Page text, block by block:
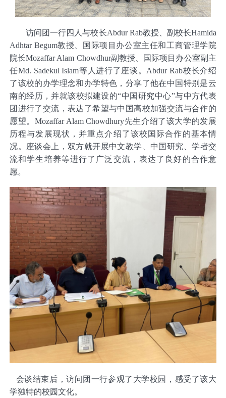
访问团一行四人与校长Abdur Rab教授、副校长Hamida
Adhtar Begum教授、国际项目办公室主任和工商管理学院
院长Mozaffar Alam Chowdhur副教授、国际项目办公室副主
任Md. Sadekul Islam等人进行了座谈。 Abdur Rab校长介绍
了该校的办学理念和办学特色， 分享了他在中国特别是云
南的经历，并就该校拟建设的“中国研究中心”与中方代表
团进行了交流，表达了希望与中国高校加强交流与合作的
愿望。 Mozaffar Alam Chowdhury先生介绍了该大学的发展
历程与发展现状，并重点介绍了该校国 际合作的基本情
况。座谈会上，双方就开展中文教学、中国研究 、学者交
流和学生培养等进行了广泛交流，表达了良好的合作意
愿。
会谈结束后，访问团一行参观了大学校园，感受了该大
学独特的校园文化。